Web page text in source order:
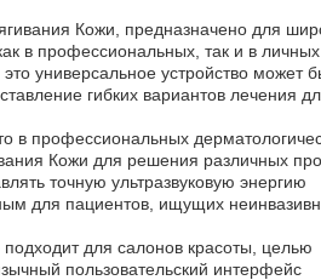
Кожи, предназначено для
в профессиональных, так и в личных
универсальное устройство может
гибких вариантов лечения
в профессиональных
Кожи для решения различных
точную ультразвуковую энергию
для пациентов, ищущих
для салонов красоты, целью
пользовательский интерфейс